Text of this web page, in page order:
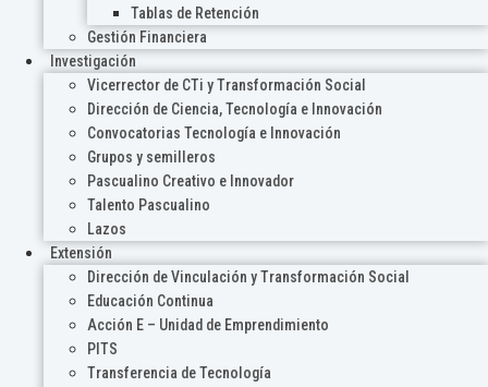
Tablas de Retención
Gestión Financiera
Investigación
Vicerrector de CTi y Transformación Social
Dirección de Ciencia, Tecnología e Innovación
Convocatorias Tecnología e Innovación
Grupos y semilleros
Pascualino Creativo e Innovador
Talento Pascualino
Lazos
Extensión
Dirección de Vinculación y Transformación Social
Educación Continua
Acción E – Unidad de Emprendimiento
PITS
Transferencia de Tecnología